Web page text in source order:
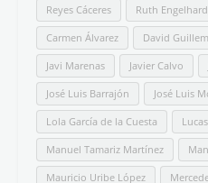
Reyes Cáceres Ruth
Carmen Álvarez David
Javi Marenas Javier Calvo
José Luis Barrajón José Luis
Lola García de la Cuesta
Manuel Tamariz Martínez
Mauricio Uribe López